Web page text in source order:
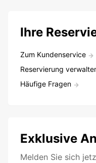
Ihre
Zum Kundenservice
Reservierung
Häufige Fragen
Exklusive
Melden Sie sich